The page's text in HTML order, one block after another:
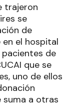
trajeron
se
de
el hospital
pacientes de
que se
uno de ellos
suma a otras